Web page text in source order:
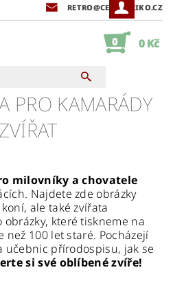
RETRO@CERNETRIKO.CZ
0 0 Kč
PRO KAMARÁDY
milovníky a chovatele
Najdete zde obrázky
ale také zvířata
které tiskneme na
100 let staré. Pocházejí
učebnic přírodospisu, jak se
si své oblíbené zvíře!